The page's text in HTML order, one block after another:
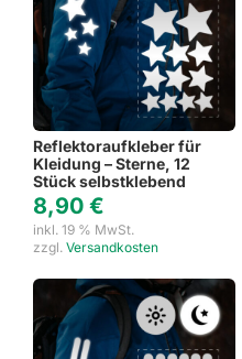
Reflektoraufkleber für
Kleidung – Sterne, 12
Stück selbstklebend
8,90 €
inkl. 19 % MwSt.
zzgl. Versandkosten